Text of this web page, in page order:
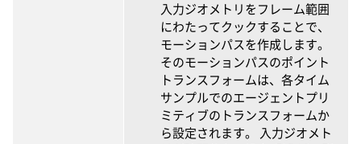
入力ジオメトリをフレーム範囲
にわたってクックすることで、
モーションパスを作成します。
そのモーションパスのポイント
トランスフォームは、各タイム
サンプルでのエージェントプリ
ミティブのトランスフォームか
ら設定されます。 入力ジオメト